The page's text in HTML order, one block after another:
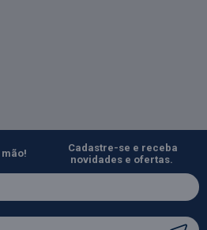
Cadastre-se e receba
novidades e ofertas.